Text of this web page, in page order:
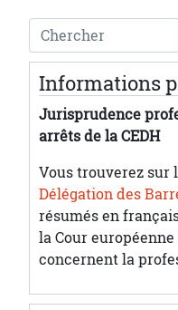
Chercher
Informations
Jurisprudence
arrêts de la CEDH
Vous trouverez sur
Délégation des
résumés en
la Cour
concernent la